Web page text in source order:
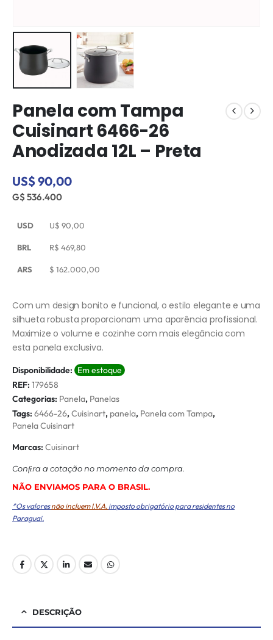
Panela com Tampa
Cuisinart 6466-26
Anodizada 12L – Preta
US$ 90,00
G$ 536.400
USD U$ 90,00
BRL R$ 469,80
ARS $ 162.000,00
Com um design bonito e funcional, o estilo elegante e uma
silhueta robusta proporcionam uma aparência profissional.
Maximize o volume e cozinhe com mais elegância com
esta panela exclusiva.
Disponibilidade: Em estoque
REF: 179658
Categorias: Panela, Panelas
Tags: 6466-26,Cuisinart, panela, Panela com Tampa,
Panela Cuisinart
Marcas: Cuisinart
Conﬁra a cotação no momento da compra.
NÃO ENVIAMOS PARA O BRASIL.
*Os valoresnão incluem I.V.A. imposto obrigatório para residentes no
Paraguai.
DESCRIÇÃO